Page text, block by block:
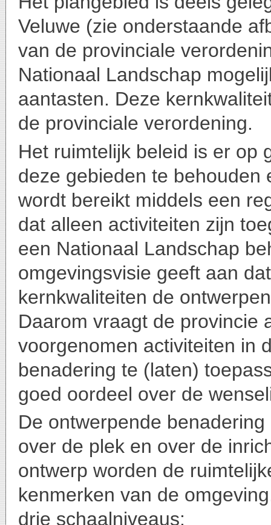
Veluwe (zie onderstaande
van de provinciale
Nationaal Landschap
aantasten. Deze
de provinciale verordening.
Het ruimtelijk beleid is er op
deze gebieden te behouden
wordt bereikt middels een
dat alleen activiteiten zijn
een Nationaal Landschap
omgevingsvisie geeft aan
kernkwaliteiten de
Daarom vraagt de provincie
voorgenomen activiteiten in
benadering te (laten)
goed oordeel over de
De ontwerpende
over de plek en over de
ontwerp worden de
kenmerken van de
drie schaalniveaus: